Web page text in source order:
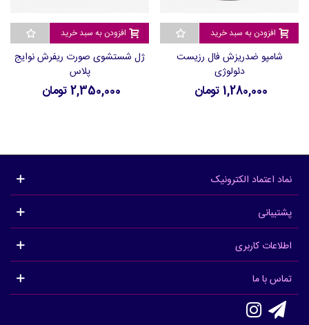
افزودن به سبد خرید
شامپو ضدریزش فال رزیست
دئولوژی
1,280,000 تومان
افزودن به سبد خرید
ژل شستشوی صورت ریفرش نوایج
پلاس
2,350,000 تومان
نماد اعتماد الکترونیک
پشتیبانی
اطلاعات کاربری
تماس با ما